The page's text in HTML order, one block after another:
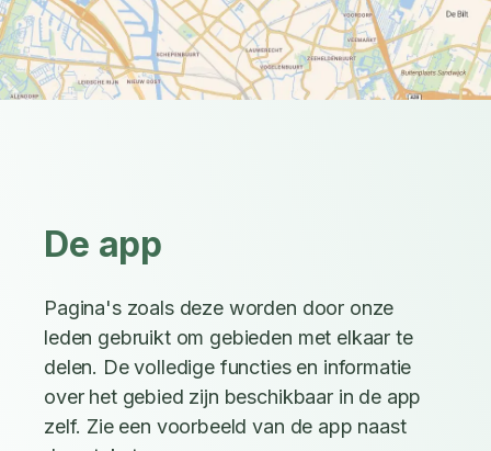
De app
Pagina's zoals deze worden door onze
leden gebruikt om gebieden met elkaar te
delen. De volledige functies en informatie
over het gebied zijn beschikbaar in de app
zelf. Zie een voorbeeld van de app naast